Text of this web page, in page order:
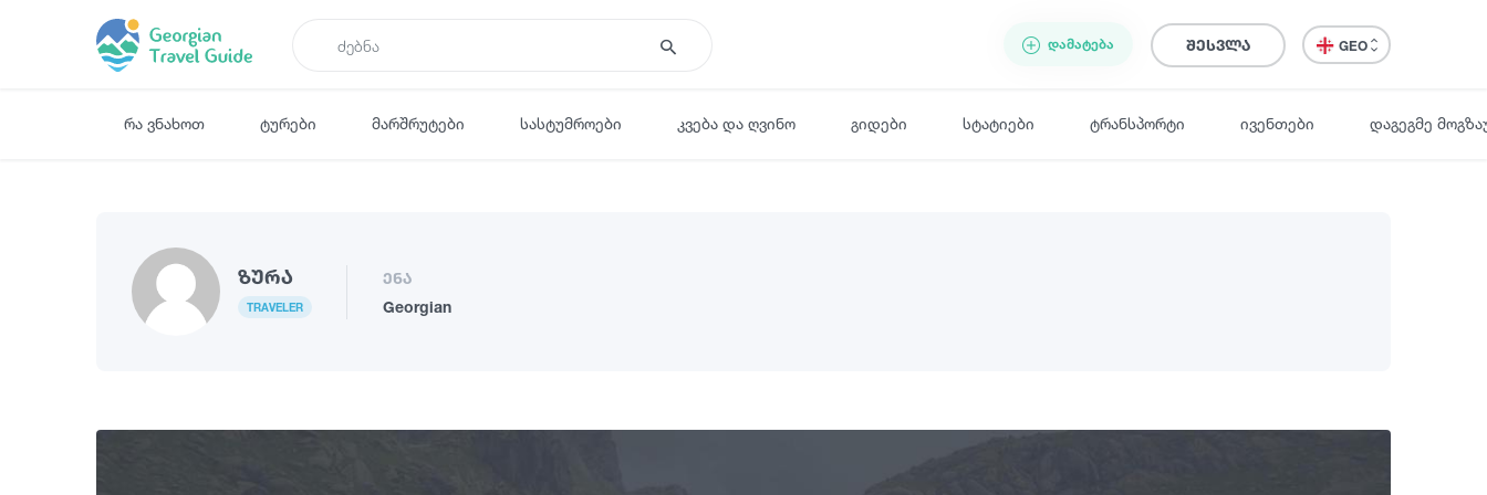
ᲓᲐᲛᲐᲢᲔᲑᲐ შესვლა GEO
რა ვნახოთ ტურები მარშრუტები სასტუმროები კვება და ღვინო გიდები სტატიები ტრანსპორტი ივენთები დაგეგმე
Ზურა
TRAVELER
ენა
Georgian